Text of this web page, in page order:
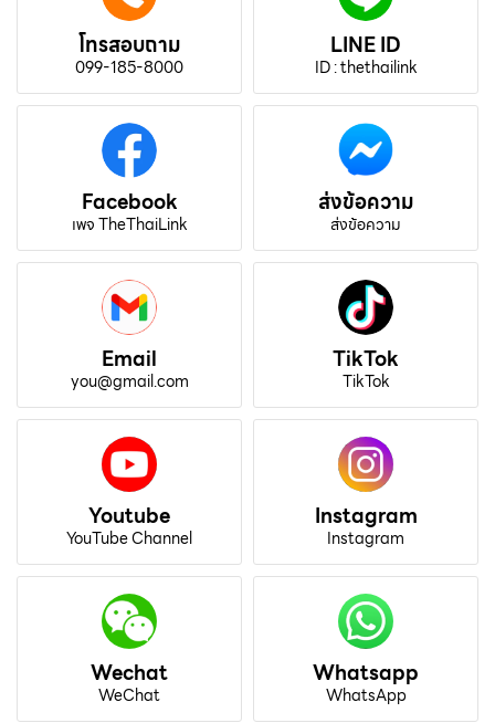
โทรสอบถาม
099-185-8000
LINE ID
ID : thethailink
Facebook
เพจ TheThaiLink
ส่งข้อความ
ส่งข้อความ
Email
you@gmail.com
TikTok
TikTok
Youtube
YouTube Channel
Instagram
Instagram
Wechat
WeChat
Whatsapp
WhatsApp